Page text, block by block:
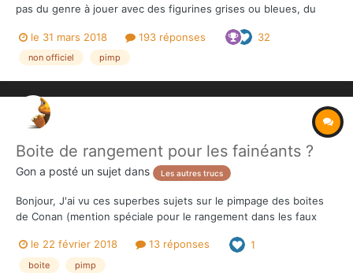
pas du genre à jouer avec des figurines grises ou bleues, du
juste pour barbouiller les figurines des premiers scénarios et
commencer à jouer... Et en attendant ? Be...
le 31 mars 2018 193 réponses 32
non officiel pimp
Boite de rangement pour les fainéants ?
Gon a posté un sujet dans Les autres trucs
Bonjour, J'ai vu ces superbes sujets sur le pimpage des boites
de Conan (mention spéciale pour le rangement dans les faux
overlord.com/index.php?/topic/900-pimp-de-lextreme/ ) De mon
côté, j'suis un gros fainéant : j'ai rien...
le 22 février 2018 13 réponses 1
boite pimp